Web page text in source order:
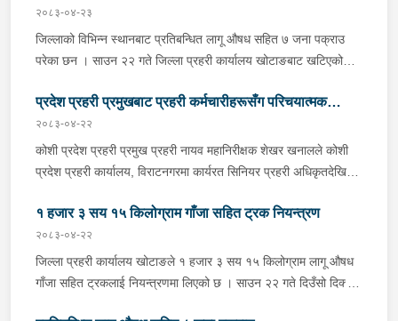
२०८३-०४-२३
जिल्लाको विभिन्न स्थानबाट प्रतिबन्धित लागू औषध सहित ७ जना पक्राउ
परेका छन । साउन २२ गते जिल्ला प्रहरी कार्यालय खोटाङबाट खटिएको
स्थित मध्यपहाडी लोकमार्गको जंगलमा शंकास्पद अवस्थामा रोकिराखेको
प्र.१-०२-००२ ख ००८३ नम्बरको ट्रक चेकजाँच गर्दा चालक बस्ने भाग र
पछाडिको डालाको बिचमा फल्स बटम बनाई लुकाई छिपाई राखेको अवस्थामा
१३ सय १५ किलो गाँजा फेला पारी ट्रक नियन्त्रणमा लिएको छ । त्यसैगरी
संयुक्त टोलीले मोरङको विराटनगर महानगरपालिका-१५ सुनसरी आयल्स
ट्रेडर्स अगाडिबाट भारत बिहार अररिया जिल्ला जोगवनी बस्ने २२ वर्षीय
साहिल पाण्डे र मोरङ बेलबारी नगरपालिका-११ बस्ने ५३ वर्षीय प्रकाश
राईलाई १४ ग्राम २७० मिलिग्राम ब्राउन सुगर सहित नियन्त्रणमा लिएको छ
कार्यालय सुनसरी र लागू औषध नियन्त्रण ब्युरो विराटनगरको संयुक्त टोलीले
प्रदेश प्रहरी प्रमुखबाट प्रहरी कर्मचारीहरूसँग परिचयात्मक
भेटघाट तथा अन्तरक्रिया
२०८३-०४-२२
कोशी प्रदेश प्रहरी प्रमुख प्रहरी नायव महानिरीक्षक शेखर खनालले कोशी
प्रदेश प्रहरी कार्यालय, विराटनगरमा कार्यरत सिनियर प्रहरी अधिकृतदेखि
अन्तरक्रिया गर्नुभएको छ । साउन २२ गते कोशी प्रदेश प्रहरी कार्यालयको
सभाहलमा आयोजित कार्यक्रममा उहाँले अन्तरक्रियाका क्रममा प्रहरी
कर्मचारीहरूले उठाएका समस्या, गुनासा, जिज्ञासा तथा सुझावहरूलाई
गम्भीरतापूर्वक सुनुवाई गर्नुका साथै संगठनको नीति, कानुनी व्यवस्था र उपलब्ध
१ हजार ३ सय १५ किलोग्राम गाँजा सहित ट्रक नियन्त्रण
२०८३-०४-२२
जिल्ला प्रहरी कार्यालय खोटाङले १ हजार ३ सय १५ किलोग्राम लागू औषध
गाँजा सहित ट्रकलाई नियन्त्रणमा लिएको छ । साउन २२ गते दिउँसो दिक्तेल